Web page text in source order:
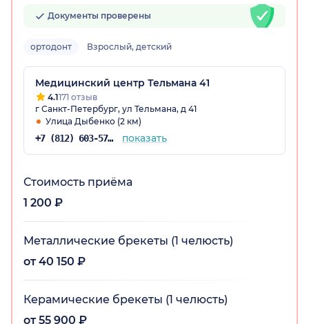
Документы проверены
ортодонт Взрослый, детский
Медицинский центр Тельмана 41
4.1171 отзыв
г Санкт-Петербург, ул Тельмана, д 41
Улица Дыбенко (2 км)
+7 (812) 603-57-48 показать
Стоимость приёма
1 200 ₽
Металлические брекеты (1 челюсть)
от 40 150 ₽
Керамические брекеты (1 челюсть)
от 55 900 ₽